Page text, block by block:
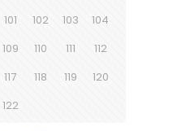
101 102 103
104
109 110 111
112
117 118 119
120
122